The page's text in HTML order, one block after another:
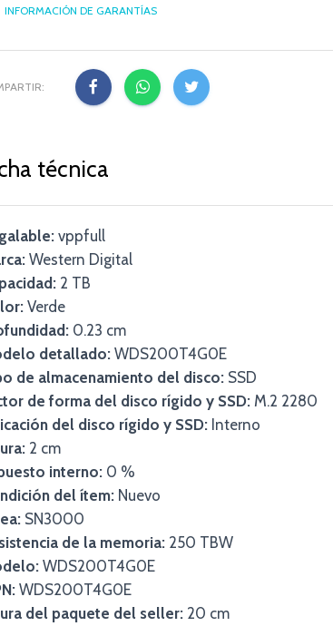
INFORMACIÓN DE GARANTÍAS
técnica
vppfull
Western Digital
2 TB
Verde
0.23 cm
detallado: WDS200T4G0E
de almacenamiento del disco: SSD
de forma del disco rígido y SSD: M.2 2280
del disco rígido y SSD: Interno
2 cm
interno: 0 %
del ítem: Nuevo
SN3000
de la memoria: 250 TBW
WDS200T4G0E
WDS200T4G0E
del paquete del seller: 20 cm